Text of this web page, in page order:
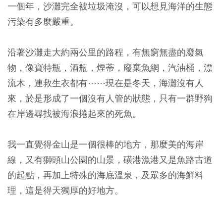
一個年，沙灘完全被垃圾淹沒，可以想見海洋的生態
污染有多麼嚴重。
沿著沙灘走大約兩公里的路程，有無窮無盡的廢氣
物，像寶特瓶，酒瓶，煙蒂，廢棄魚網，汽油桶，漂
流木，連救生衣都有⋯⋯現在是冬天，海灘沒有人
來，於是形成了一個沒有人管的狀態，只有一群野狗
在岸邊尋找被海浪捲起來的死魚。
我一直覺得金山是一個很棒的地方，那麼美的海岸
線，又有獅頭山公園的山景，磺港漁港又是魚路古道
的起點，再加上特殊的海底溫泉，及眾多的海鮮料
理，這是得天獨厚的好地方。